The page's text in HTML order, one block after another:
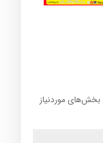
بخش‌های موردنیاز